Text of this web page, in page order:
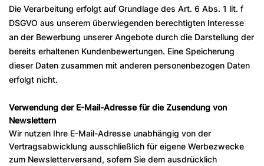
Die Verarbeitung erfolgt auf Grundlage des Art. 6 Abs. 1 lit. f
DSGVO aus unserem überwiegenden berechtigten Interesse
an der Bewerbung unserer Angebote durch die Darstellung der
bereits erhaltenen Kundenbewertungen. Eine Speicherung
dieser Daten zusammen mit anderen personenbezogen Daten
erfolgt nicht.
Verwendung der E-Mail-Adresse für die Zusendung von
Newslettern
Wir nutzen Ihre E-Mail-Adresse unabhängig von der
Vertragsabwicklung ausschließlich für eigene Werbezwecke
zum Newsletterversand, sofern Sie dem ausdrücklich